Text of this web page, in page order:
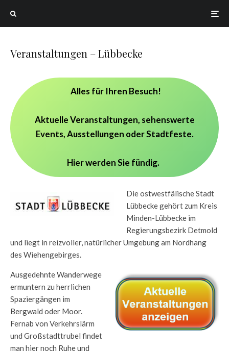
Veranstaltungen – Lübbecke
Alles für Ihren Besuch!
Aktuelle Veranstaltungen, sehenswerte
Events, Ausstellungen oder Stadtfeste.
Hier werden Sie fündig.
Die ostwestfälische Stadt
Lübbecke gehört zum Kreis
Minden-Lübbecke im
Regierungsbezirk Detmold
und liegt in reizvoller, natürlicher Umgebung am Nordhang
des Wiehengebirges.
Ausgedehnte Wanderwege
ermuntern zu herrlichen
Spaziergängen im
Bergwald oder Moor.
Fernab von Verkehrslärm
und Großstadttrubel findet
man hier noch Ruhe und